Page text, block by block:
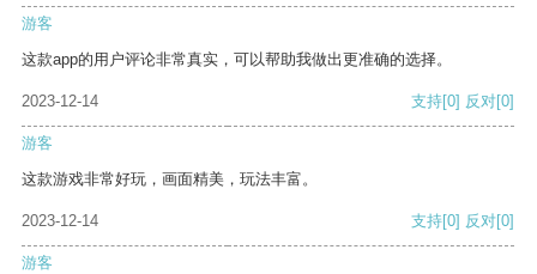
游客
这款app的用户评论非常真实，可以帮助我做出更准确的选择。
2023-12-14 支持[0] 反对[0]
游客
这款游戏非常好玩，画面精美，玩法丰富。
2023-12-14 支持[0] 反对[0]
游客